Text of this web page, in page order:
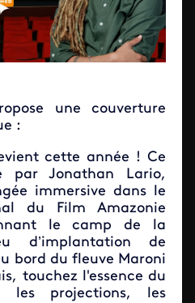
une couverture
:
cette année ! Ce
par Jonathan Lario,
immersive dans le
du Film Amazonie
le camp de la
d’implantation de
bord du fleuve Maroni
touchez l'essence du
les projections, les